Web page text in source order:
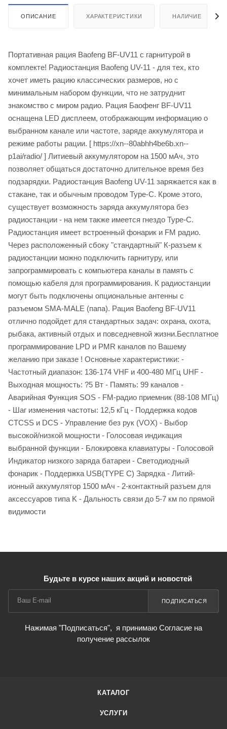
ОПИСАНИЕ ХАРАКТЕРИСТИКИ НАЛИЧИЕ
Портативная рация Baofeng BF-UV11 с гарнитурой в
комплекте! Радиостанция Baofeng UV-11 - для тех, кто
хочет иметь рацию классических размеров, но с
минимальным набором функции, что не затруднит
знакомство с миром радио. Рация Баофенг BF-UV11
оснащена LED дисплеем, отображающим информацию о
выбранном канале или частоте, заряде аккумулятора и
режиме работы рации. [ https://xn--80abhh4be6b.xn--
p1ai/radio/ ] Литиевый аккумулятором на 1500 мАч, это
позволяет общаться достаточно длительное время без
подзарядки. Радиостанция Baofeng UV-11 заряжается как в
стакане, так и обычным проводом Type-C. Кроме этого,
существует возможность заряда аккумулятора без
радиостанции - на нем также имеется гнездо Type-C.
Радиостанция имеет встроенный фонарик и FM радио.
Через расположенный сбоку "стандартный" К-разъем к
радиостанции можно подключить гарнитуру, или
запрограммировать с компьютера каналы в память с
помощью кабеля для программирования. К радиостанции
могут быть подключены опциональные антенны с
разъемом SMA-MALE (папа). Рация Baofeng BF-UV11
отлично подойдет для стандартных задач: охрана, охота,
рыбака, активный отдых и повседневной жизни.Бесплатное
программирование LPD и PMR каналов по Вашему
желанию при заказе ! Основные характеристики: -
Частотный диапазон: 136-174 VHF и 400-480 МГц UHF -
Выходная мощность: ?5 Вт - Память: 99 каналов -
Аварийная Функция SOS - FM-радио приемник (88-108 МГц)
- Шаг изменения частоты: 12,5 кГц - Поддержка кодов
CTCSS и DCS - Управление без рук (VOX) - Выбор
высокой/низкой мощности - Голосовая индикация
выбранной функции - Блокировка клавиатуры - Голосовой
Индикатор низкого заряда батареи - Светодиодный
фонарик - Поддержка USB(TYPE C) Зарядка - Литий-
ионный аккумулятор 1500 мАч - 2-контактный разъем для
аксессуаров типа K - Дальность связи до 5-7 км по прямой
видимости
Будьте в курсе наших акций и новостей
ПОДПИСАТЬСЯ
Нажимая "Подписаться", я принимаю Согласие на
получение рассылок
КАТАЛОГ
УСЛУГИ